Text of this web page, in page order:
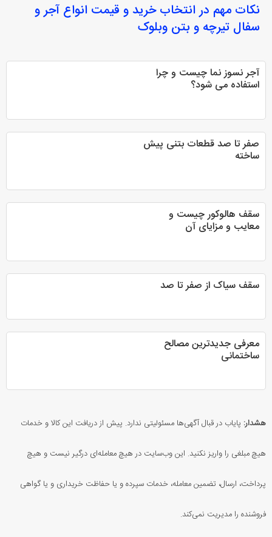
نکات مهم در انتخابخرید و قیمت انواع آجر و
سفال تیرچه و بتن وبلوک
آجر نسوز نما چیست و چرا
استفاده می شود؟
صفر تا صد قطعات بتنی پیش
ساخته
سقف هالوکور چیست و
معایب و مزایای آن
سقف سیاک از صفر تا صد
معرفی جدیدترین مصالح
ساختمانی
هشدار: پایاب در قبال آگهی‌ها مسئولیتی ندارد. پیش از دریافت این کالا و خدمات
هیچ مبلغی را واریز نکنید. این وب‌سایت در هیچ معامله‌ای درگیر نیست و هیچ
پرداخت، ارسال، تضمین معامله، خدمات سپرده و یا حفاظت خریداری و یا گواهی
فروشنده را مدیریت نمی‌کند.